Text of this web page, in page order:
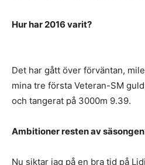
Hur har
Det har gått över förväntan,
mina tre första Veteran-SM
och tangerat på 3000m 9.39.
Ambitioner resten av
Nu siktar jag på en bra tid på